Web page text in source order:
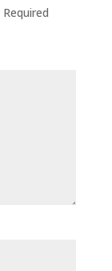
Required